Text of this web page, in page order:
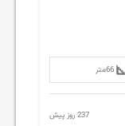
66متر
237 روز پیش